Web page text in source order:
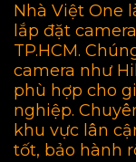
Nhà Việt One
lắp đặt
TP.HCM.
camera như
phù hợp cho
nghiệp.
khu vực lân
tốt, bảo hành